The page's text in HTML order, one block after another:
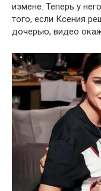
измене. Теперь у
того, если Ксения
дочерью, видео